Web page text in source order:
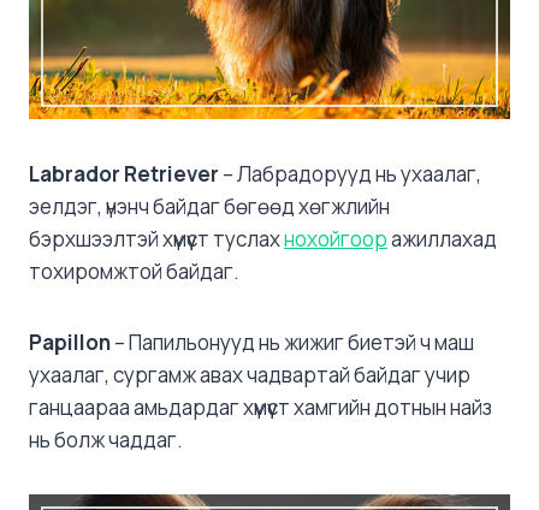
Labrador Retriever – Лабрадорууд нь ухаалаг,
эелдэг, үнэнч байдаг бөгөөд хөгжлийн
бэрхшээлтэй хүмүүст туслахнохойгооражиллахад
тохиромжтой байдаг.
Papillon– Папильонууд нь жижиг биетэй ч маш
ухаалаг, сургамж авах чадвартай байдаг учир
ганцаараа амьдардаг хүмүүст хамгийн дотнын найз
нь болж чаддаг.